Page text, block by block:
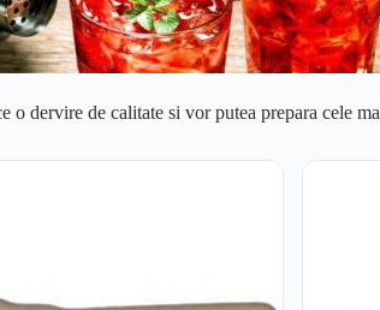
dervire de calitate si vor putea prepara cele